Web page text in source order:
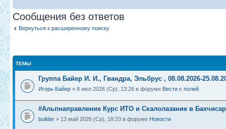
Сообщения без ответов
Вернуться к расширенному поиску
ТЕМЫ
Группа Байер И. И., Гвандра, Эльбрус , 08.08.2026-
Игорь Байер » 8 июл 2026 (Ср), 13:26 в форуме Вести с полей
#Альпнаправление Курс ИТО и Скалолазание в
builder » 13 май 2026 (Ср), 18:33 в форуме Новости